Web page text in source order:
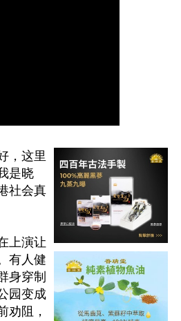
，这里
是晓
社会真
上演让
有人健
身穿制
园变成
劝阻，